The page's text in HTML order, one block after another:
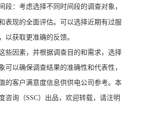
段：考虑选择不同时间段的调查对象，
表现的全面评估。可以选择近期有过服
以获取更准确的反馈。
些因素，并根据调查目的和需求，选择
可以确保调查结果的准确性和代表性，
的客户满意度信息供供电公司参考。 本
咨询（SSC）出品，欢迎转载，请注明